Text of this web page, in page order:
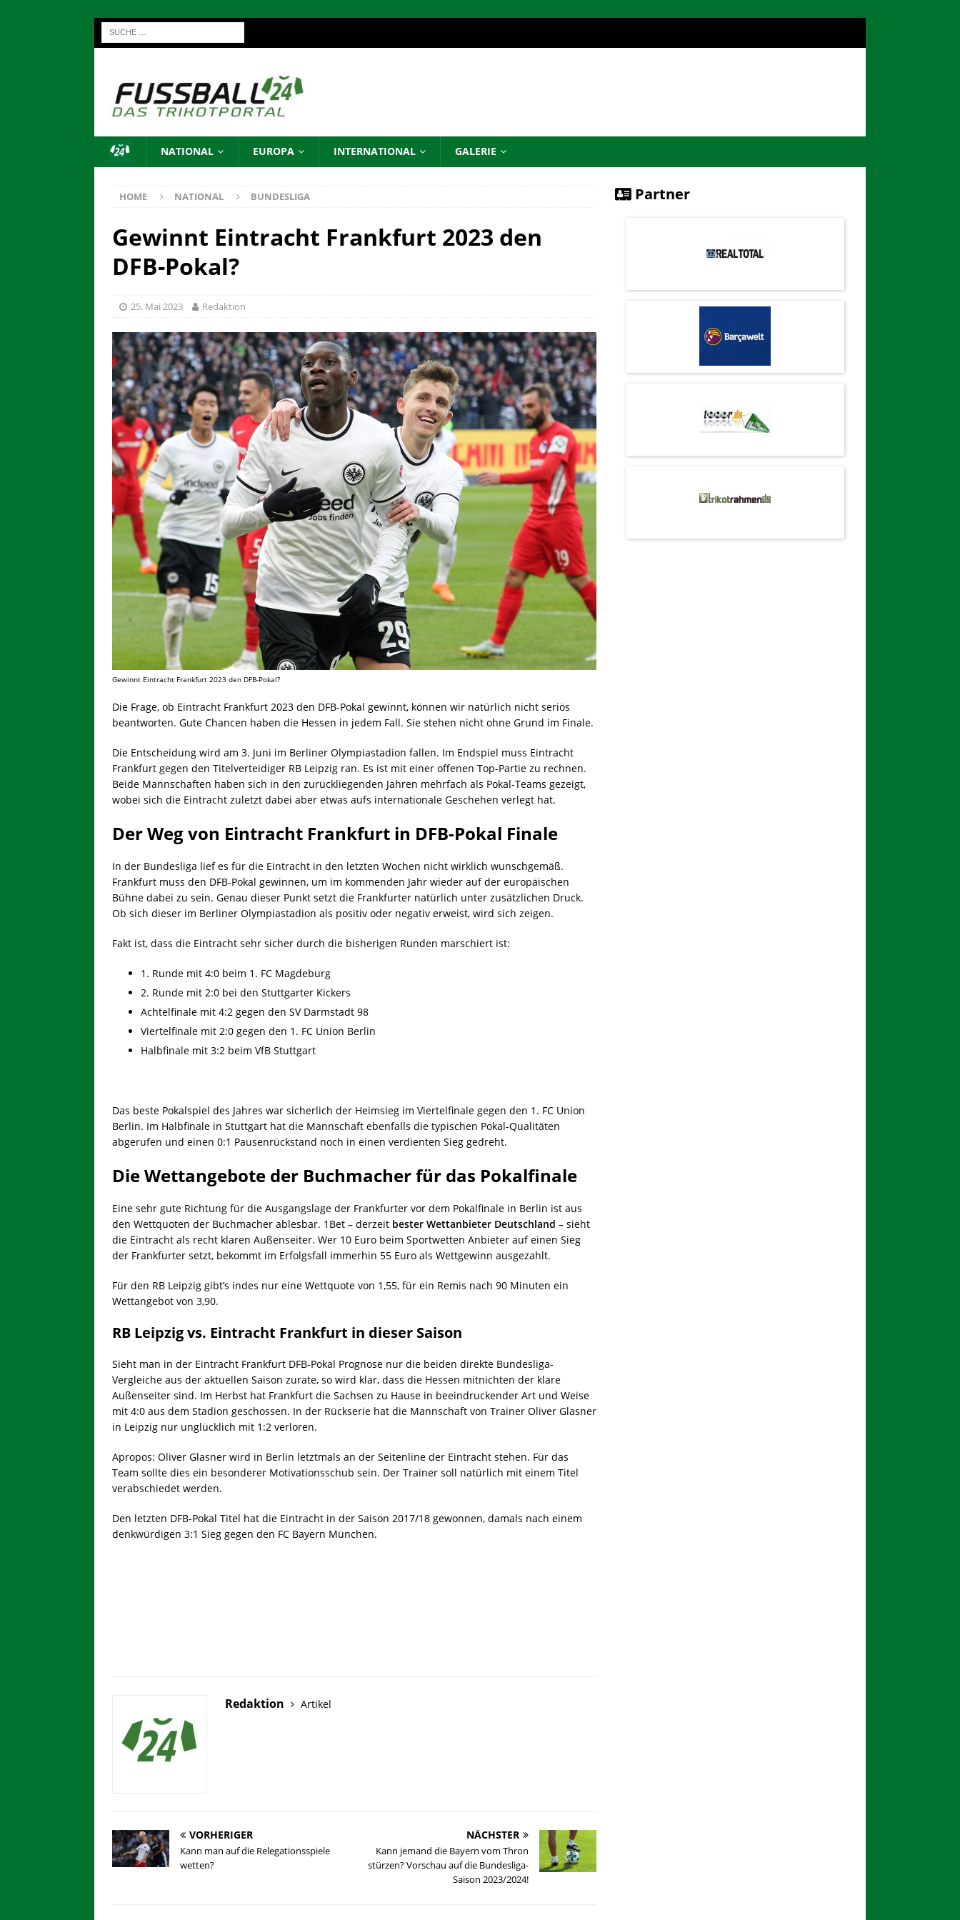
NATIONAL EUROPA INTERNATIONAL GALERIE
HOME NATIONAL BUNDESLIGA
Gewinnt Eintracht Frankfurt 2023 den
DFB-Pokal?
25. Mai 2023 Redaktion
Gewinnt Eintracht Frankfurt 2023 den DFB-Pokal?
Die Frage, ob Eintracht Frankfurt 2023 den DFB-Pokal gewinnt, können wir natürlich nicht seriös
beantworten. Gute Chancen haben die Hessen in jedem Fall. Sie stehen nicht ohne Grund im Finale.
Die Entscheidung wird am 3. Juni im Berliner Olympiastadion fallen. Im Endspiel muss Eintracht
Frankfurt gegen den Titelverteidiger RB Leipzig ran. Es ist mit einer offenen Top-Partie zu rechnen.
Beide Mannschaften haben sich in den zurückliegenden Jahren mehrfach als Pokal-Teams gezeigt,
wobei sich die Eintracht zuletzt dabei aber etwas aufs internationale Geschehen verlegt hat.
Der Weg von Eintracht Frankfurt in DFB-Pokal Finale
In der Bundesliga lief es für die Eintracht in den letzten Wochen nicht wirklich wunschgemäß.
Frankfurt muss den DFB-Pokal gewinnen, um im kommenden Jahr wieder auf der europäischen
Bühne dabei zu sein. Genau dieser Punkt setzt die Frankfurter natürlich unter zusätzlichen Druck.
Ob sich dieser im Berliner Olympiastadion als positiv oder negativ erweist, wird sich zeigen.
Fakt ist, dass die Eintracht sehr sicher durch die bisherigen Runden marschiert ist:
1. Runde mit 4:0 beim 1. FC Magdeburg
2. Runde mit 2:0 bei den Stuttgarter Kickers
Achtelfinale mit 4:2 gegen den SV Darmstadt 98
Viertelfinale mit 2:0 gegen den 1. FC Union Berlin
Halbfinale mit 3:2 beim VfB Stuttgart
Das beste Pokalspiel des Jahres war sicherlich der Heimsieg im Viertelfinale gegen den 1. FC Union
Berlin. Im Halbfinale in Stuttgart hat die Mannschaft ebenfalls die typischen Pokal-Qualitäten
abgerufen und einen 0:1 Pausenrückstand noch in einen verdienten Sieg gedreht.
Die Wettangebote der Buchmacher für das Pokalfinale
Eine sehr gute Richtung für die Ausgangslage der Frankfurter vor dem Pokalfinale in Berlin ist aus
den Wettquoten der Buchmacher ablesbar. 1Bet – derzeit bester Wettanbieter Deutschland – sieht
die Eintracht als recht klaren Außenseiter. Wer 10 Euro beim Sportwetten Anbieter auf einen Sieg
der Frankfurter setzt, bekommt im Erfolgsfall immerhin 55 Euro als Wettgewinn ausgezahlt.
Für den RB Leipzig gibt’s indes nur eine Wettquote von 1,55, für ein Remis nach 90 Minuten ein
Wettangebot von 3,90.
RB Leipzig vs. Eintracht Frankfurt in dieser Saison
Sieht man in der Eintracht Frankfurt DFB-Pokal Prognose nur die beiden direkte Bundesliga-
Vergleiche aus der aktuellen Saison zurate, so wird klar, dass die Hessen mitnichten der klare
Außenseiter sind. Im Herbst hat Frankfurt die Sachsen zu Hause in beeindruckender Art und Weise
mit 4:0 aus dem Stadion geschossen. In der Rückserie hat die Mannschaft von Trainer Oliver Glasner
in Leipzig nur unglücklich mit 1:2 verloren.
Apropos: Oliver Glasner wird in Berlin letztmals an der Seitenline der Eintracht stehen. Für das
Team sollte dies ein besonderer Motivationsschub sein. Der Trainer soll natürlich mit einem Titel
verabschiedet werden.
Den letzten DFB-Pokal Titel hat die Eintracht in der Saison 2017/18 gewonnen, damals nach einem
denkwürdigen 3:1 Sieg gegen den FC Bayern München.
Redaktion Artikel
VORHERIGER
Kann man auf die Relegationsspiele
wetten?
NÄCHSTER
Kann jemand die Bayern vom Thron
stürzen? Vorschau auf die Bundesliga-
Saison 2023/2024!
Partner